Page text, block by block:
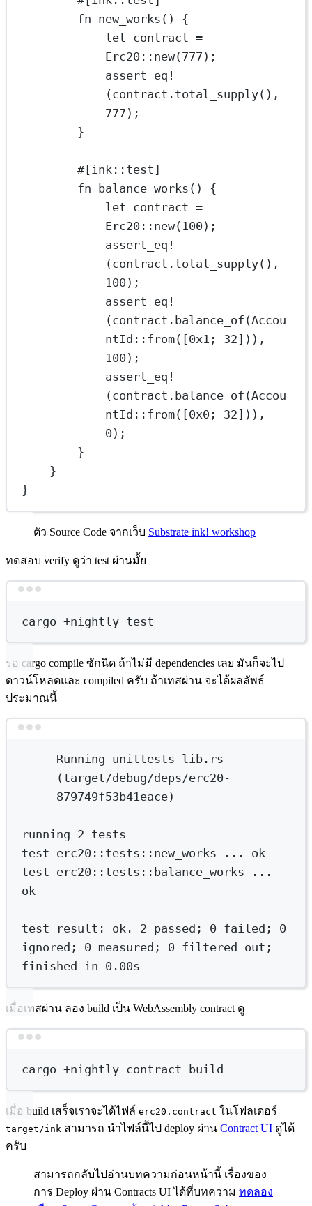
fn new_works () {
let contract =
Erc20 :: new(777 );
assert_eq!
(contract . total_supply
777 );
}
#[ink :: test]
fn
balance_works () {
let contract =
Erc20 :: new( 100 );
assert_eq!
(contract . total_supply
100 );
assert_eq!
(contract . balance_of (Accou
ntId :: from([0x1 ; 32
100 );
assert_eq!
(contract . balance_of (Accou
ntId :: from([0x0 ; 32
0 );
}
}
}
ตัว Source Code จากเว็บ Substrate ink! workshop
ทดสอบ verify ดูว่า test ผ่านมั้ย
cargo +nightly test
รอ cargo compile ซักนิด ถ้าไม่มี dependencies เลย มันก็จะไป
ดาวน์โหลดและ compiled ครับ ถ้าเทสผ่าน จะได้ผลลัพธ์
ประมาณนี้
Running unittests lib.rs
(target/debug/deps/erc20-
879749f53b41eace)
running 2 tests
test erc20::tests::new_works ...
ok
test erc20::tests::balance_works
...
ok
test result: ok. 2 passed ; 0 failed ; 0
ignored ; 0 measured ; 0 filtered out
finished
in 0.00s
เมื่อเทสผ่าน ลอง build เป็น WebAssembly contract ดู
cargo +nightly contract build
เมื่อ build เสร็จเราจะได้ไฟล์ erc20.contract ในโฟลเดอร์
target/ink สามารถ นำไฟล์นี้ไป deploy ผ่าน Contract UI ดูได้
ครับ
สามารถกลับไปอ่านบทความก่อนหน้านี้ เรื่องของ
การ Deploy ผ่าน Contracts UI ได้ที่บทความ ทดลอง